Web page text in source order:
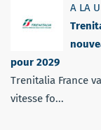
A LA
pour 2029
Trenitalia France
vitesse fo...